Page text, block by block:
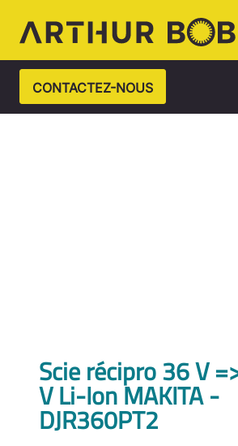
CONTACTEZ-NOUS
Scie récipro 36 V
V Li-Ion MAKITA -
DJR360PT2